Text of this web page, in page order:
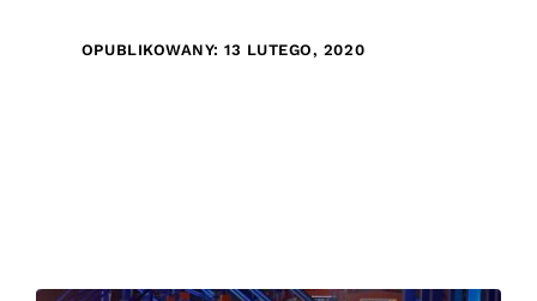
OPUBLIKOWANY: 13 LUTEGO, 2020